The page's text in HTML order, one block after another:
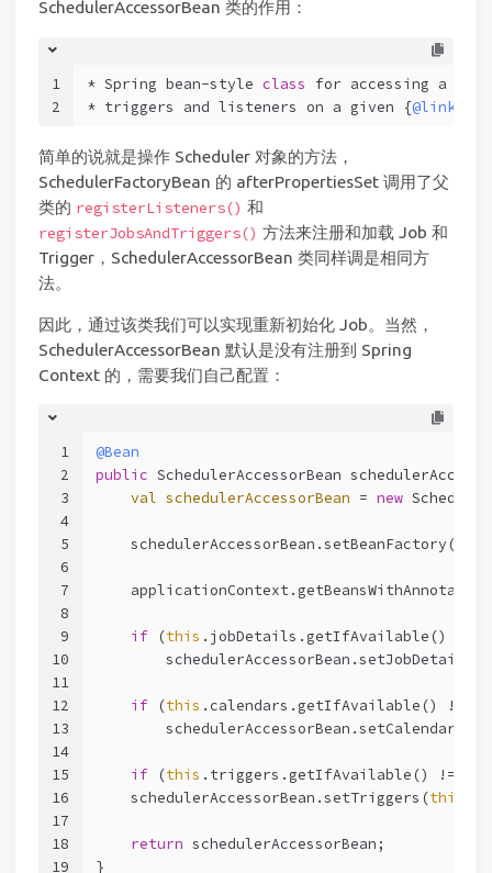
SchedulerAccessorBean 类的作用：
1
2
* Spring bean-style class for accessing a
* triggers and listeners on a given {@link
简单的说就是操作 Scheduler 对象的方法，
SchedulerFactoryBean 的 afterPropertiesSet 调用了父
类的 registerListeners() 和
registerJobsAndTriggers() 方法来注册和加载 Job 和
Trigger，SchedulerAccessorBean 类同样调是相同方
法。
因此，通过该类我们可以实现重新初始化 Job。当然，
SchedulerAccessorBean 默认是没有注册到 Spring
Context 的，需要我们自己配置：
1
2
3
4
5
6
7
8
9
10
11
12
13
14
15
16
17
18
19
@Bean
public SchedulerAccessorBean
val schedulerAccessorBean = new
    schedulerAccessorBean.setBeanFactory(
if (this .jobDetails.getIfAvailable() !=
        schedulerAccessorBean.setJobDetails(
if (this .calendars.getIfAvailable() !=
        schedulerAccessorBean.setCalendars(
if (this .triggers.getIfAvailable() !=
    schedulerAccessorBean.setTriggers(
this
return schedulerAccessorBean;
}